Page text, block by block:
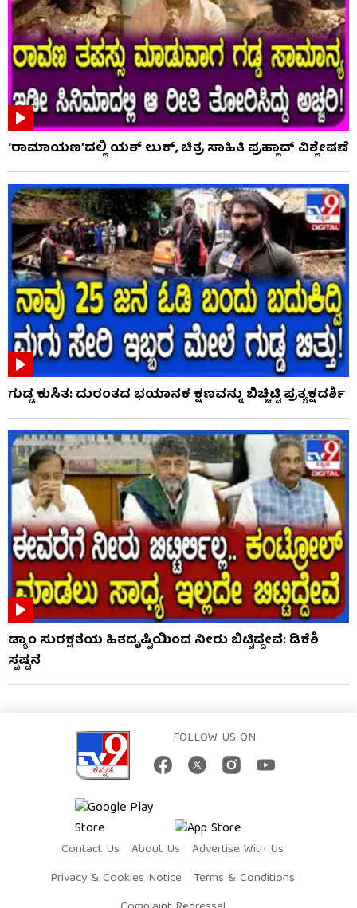
‘ರಾಮಾಯಣ’ದಲ್ಲಿ ಯಶ್ ಲುಕ್, ಚಿತ್ರ ಸಾಹಿತಿ ಪ್ರಹ್ಲಾದ್ ವಿಶ್ಲೇಷಣೆ
ಗುಡ್ಡ ಕುಸಿತ: ದುರಂತದ ಭಯಾನಕ ಕ್ಷಣವನ್ನು ಬಿಚ್ಚಿಟ್ಟಿ ಪ್ರತ್ಯಕ್ಷದರ್ಶಿ
ಡ್ಯಾಂ ಸುರಕ್ಷತೆಯ ಹಿತದೃಷ್ಟಿಯಿಂದ ನೀರು ಬಿಟ್ಟಿದ್ದೇವೆ: ಡಿಕೆಶಿ
ಸ್ಪಷ್ಟನೆ
FOLLOW US ON
Contact Us About Us
Advertise With Us
Privacy & Cookies Notice
Terms & Conditions